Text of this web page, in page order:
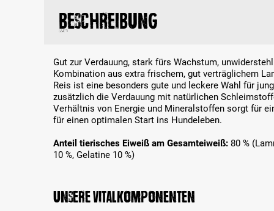
Beschreibung
Gut zur Verdauung, stark fürs Wachstum,
Kombination aus extra frischem, gut verträglichem
Reis ist eine besonders gute und leckere Wahl für
zusätzlich die Verdauung mit natürlichen
Verhältnis von Energie und Mineralstoffen sorgt für
für einen optimalen Start ins Hundeleben.
Anteil tierisches Eiweiß am Gesamteiweiß: 80 %
10 %, Gelatine 10 %)
Unsere Vitalkomponenten